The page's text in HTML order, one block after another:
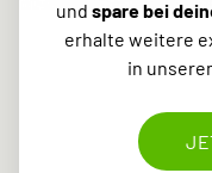
und spare bei
erhalte weitere
in